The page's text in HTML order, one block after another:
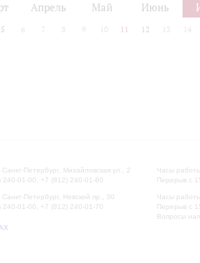
Апрель Май Июнь
5 6 7 8 9 10 11 12 13 14
Санкт-Петербург, Михайловская ул., 2
240-01-00, +7 (812) 240-01-80
Санкт-Петербург, Невский пр., 30
240-01-00, +7 (812) 240-01-70
Часы
Перерыв с
Часы
Перерыв с
Вопросы